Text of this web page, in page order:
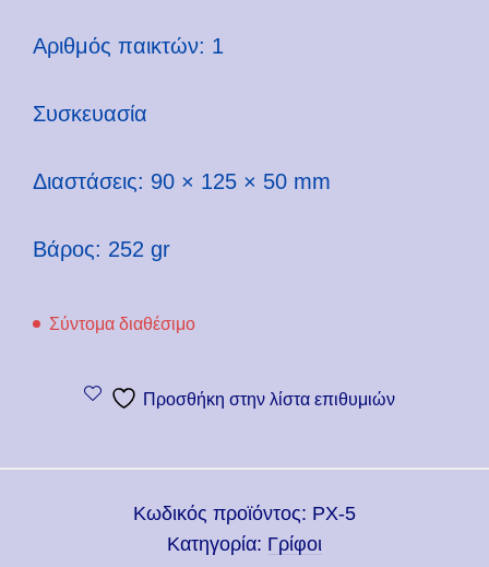
Αριθμός παικτών: 1
Συσκευασία
Διαστάσεις: 90 × 125 × 50 mm
Βάρος: 252 gr
Σύντομα διαθέσιμο
Προσθήκη στην λίστα επιθυμιών
Κωδικός προϊόντος: PX-5
Κατηγορία: Γρίφοι